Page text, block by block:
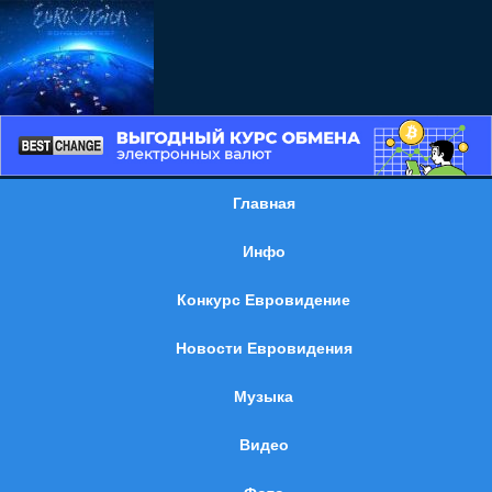
Главная
Инфо
Конкурс Евровидение
Новости Евровидения
Музыка
Видео